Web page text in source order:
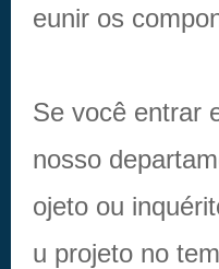
eunir os
Se você entrar
nosso
ojeto ou
u projeto no